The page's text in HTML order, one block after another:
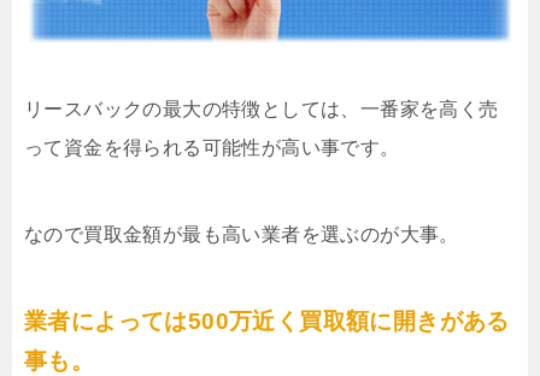
リースバックの最大の特徴としては、一番家を高く売
って資金を得られる可能性が高い事です。
なので買取金額が最も高い業者を選ぶのが大事。
業者によっては500万近く買取額に開きがある
事も。